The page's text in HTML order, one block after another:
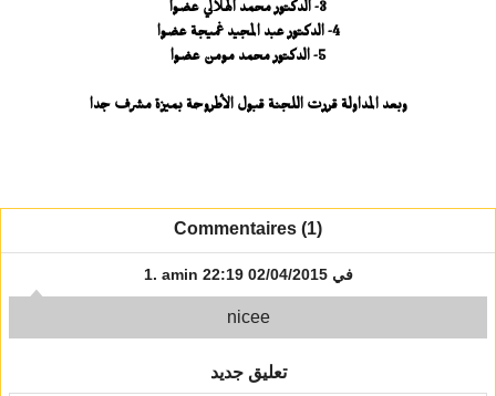
3- الدكتور محمد الهلالي عضوا
4- الدكتور عبد المجيد غميجة عضوا
5- الدكتور محمد مومن عضوا
وبعد المداولة قررت اللجنة قبول الأطروحة بميزة مشرف جدا
Commentaires (1)
1. amin في 02/04/2015 22:19
nicee
تعليق جديد